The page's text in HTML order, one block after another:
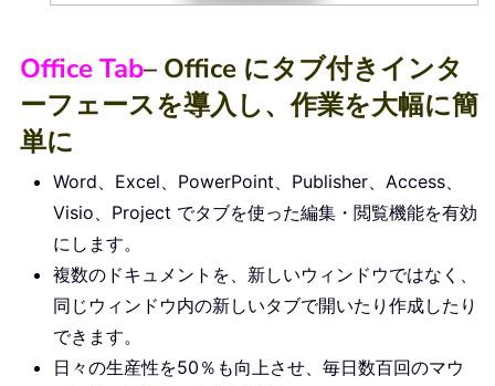
.MatchSoundsLike = False
.Text = "^13{1,}"
. Replacement.Text = " "
.Execute Replace =
.Replacement.Text = " "
.Execute Replace:=
Replacement
Execute Replace: =
.Text =
" [^13]"
. Execute Replace: =
Office Tab– Office にタブ付きインタ
ーフェースを導入し、作業を大幅に簡
単に
Word、Excel、PowerPoint、Publisher、Access、
Visio、Project でタブを使った編集・閲覧機能を有効
にします。
複数のドキュメントを、新しいウィンドウではなく、
同じウィンドウ内の新しいタブで開いたり作成したり
できます。
日々の生産性を50％も向上させ、毎日数百回のマウ